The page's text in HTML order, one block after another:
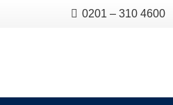
0201 – 310 4600